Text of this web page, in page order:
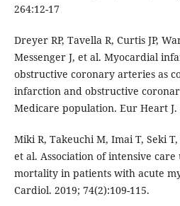
264:12-17
Dreyer RP, Tavella R, Curtis JP,
Messenger J, et al. Myocardial
obstructive coronary arteries as
infarction and obstructive
Medicare population. Eur Heart J.
Miki R, Takeuchi M, Imai T, Seki
et al. Association of intensive
mortality in patients with acute
Cardiol. 2019; 74(2):109-115.